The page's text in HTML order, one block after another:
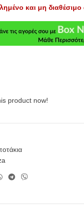
και μη
product now!